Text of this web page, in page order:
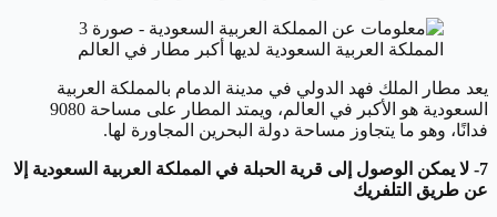
المملكة العربية السعودية لديها أكبر مطار في العالم
يعد مطار الملك فهد الدولي في مدينة الدمام بالمملكة العربية
السعودية هو الأكبر في العالم، ويمتد المطار على مساحة 9080
فدانًا، وهو ما يتجاوز مساحة دولة البحرين المجاورة لها.
7- لا يمكن الوصول إلى قرية الحبلة في المملكة العربية السعودية إلا
عن طريق التلفريك